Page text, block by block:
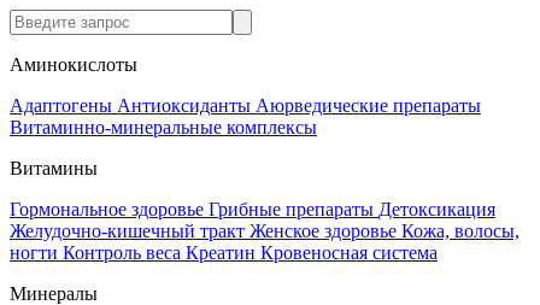
Аминокислоты
Адаптогены Антиоксиданты Аюрведические препараты
Витаминно-минеральные комплексы
Витамины
Гормональное здоровье Грибные препараты Детоксикация
Желудочно-кишечный тракт Женское здоровье Кожа, волосы,
ногти Контроль веса Креатин Кровеносная система
Минералы